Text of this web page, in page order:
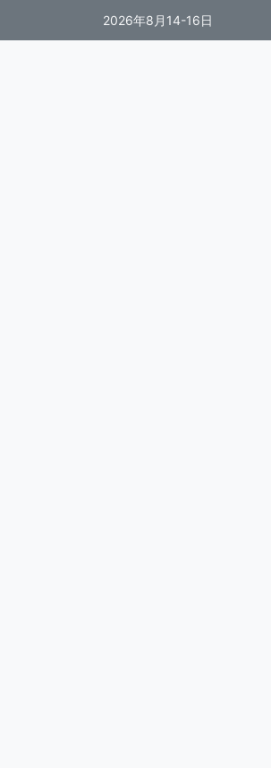
2026年8月14-16日